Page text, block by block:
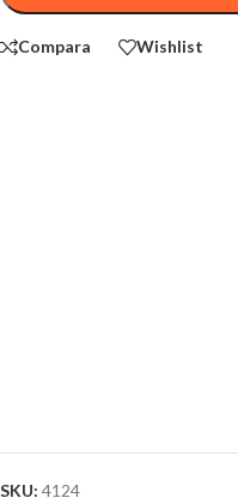
Compara Wishlist
SKU: 4124